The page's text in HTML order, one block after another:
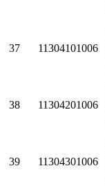
37 11304101006
38 11304201006
39 11304301006